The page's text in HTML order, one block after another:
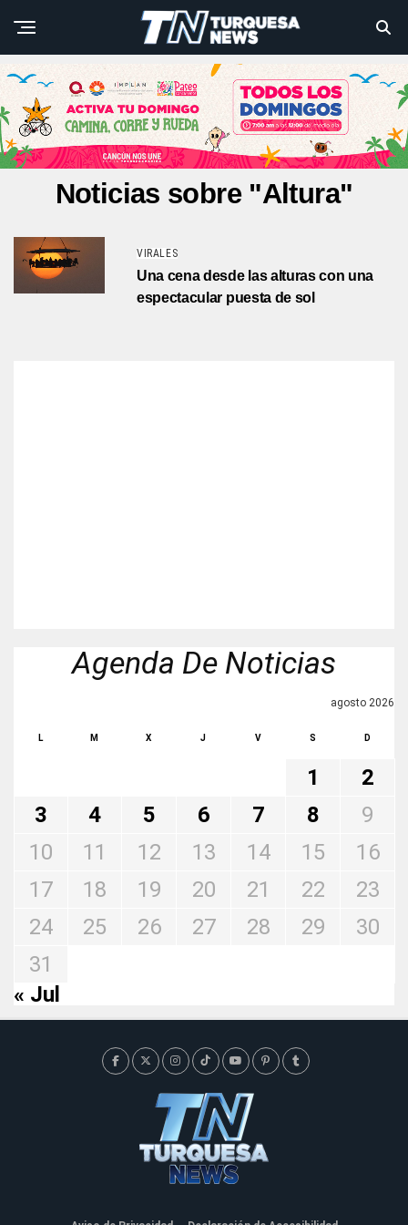
Noticias sobre "Altura"
VIRALES
Una cena desde las alturas con una
espectacular puesta de sol
Agenda De Noticias
agosto 2026
L M X J V S D
1
2
3
4 5 6 7 8
9
10
11 12 13 14 15
16
17
18 19 20 21 22
23
24
25 26 27 28 29
30
31
« Jul